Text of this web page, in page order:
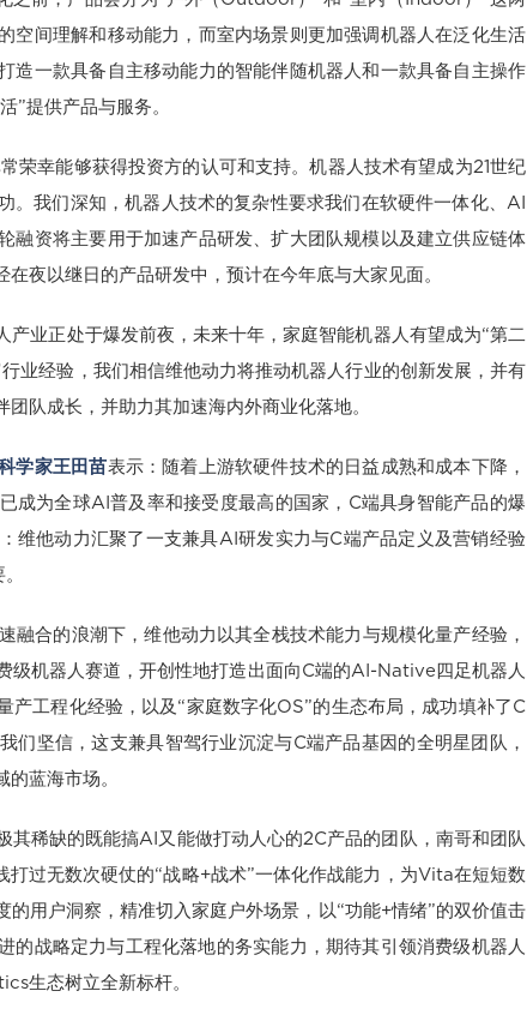
空间理解和移动能力，而室内场景则更加强调机器人在泛化生活
造一款具备自主移动能力的智能伴随机器人和一款具备自主操作
”提供产品与服务。
荣幸能够获得投资方的认可和支持。机器人技术有望成为21世纪
。我们深知，机器人技术的复杂性要求我们在软硬件一体化、AI
融资将主要用于加速产品研发、扩大团队规模以及建立供应链体
夜以继日的产品研发中，预计在今年底与大家见面。
产业正处于爆发前夜，未来十年，家庭智能机器人有望成为“第二
业经验，我们相信维他动力将推动机器人行业的创新发展，并有
队成长，并助力其加速海内外商业化落地。
学家王田苗表示：随着上游软硬件技术的日益成熟和成本下降，
成为全球AI普及率和接受度最高的国家，C端具身智能产品的爆
维他动力汇聚了一支兼具AI研发实力与C端产品定义及营销经验
融合的浪潮下，维他动力以其全栈技术能力与规模化量产经验，
级机器人赛道，开创性地打造出面向C端的AI-Native四足机器人
产工程化经验，以及“家庭数字化OS”的生态布局，成功填补了C
们坚信，这支兼具智驾行业沉淀与C端产品基因的全明星团队，
的蓝海市场。
其稀缺的既能搞AI又能做打动人心的2C产品的团队，南哥和团队
过无数次硬仗的“战略+战术”一体化作战能力，为Vita在短短数
的用户洞察，精准切入家庭户外场景，以“功能+情绪”的双价值击
的战略定力与工程化落地的务实能力，期待其引领消费级机器人
生态树立全新标杆。